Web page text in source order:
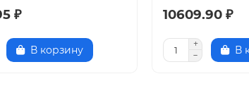
₽
В корзину
10609.90 ₽
В